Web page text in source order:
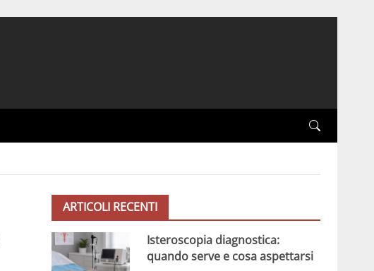
ARTICOLI RECENTI
Isteroscopia diagnostica:
quando serve e cosa aspettarsi